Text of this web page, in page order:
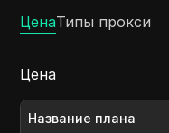
маркетинговых
предлагает гибкое
поддержку
ЦенаТипы прокси
Цена
Название плана